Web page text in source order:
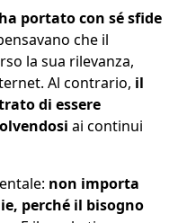
portato con sé sfide
che il
la sua rilevanza,
Al contrario, il
di essere
ai continui
non importa
perché il bisogno